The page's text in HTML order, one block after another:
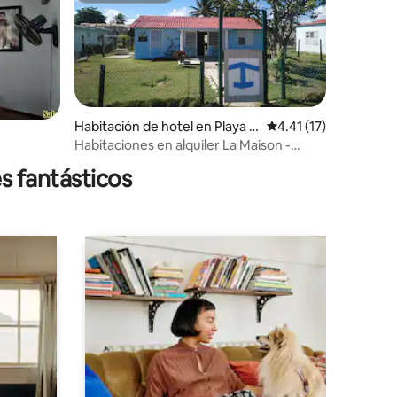
Habitación de hotel en Playa S
anta Lucia
Calificación
4.41 (17)
Habitaciones en alquiler La Maison -
fantásticos